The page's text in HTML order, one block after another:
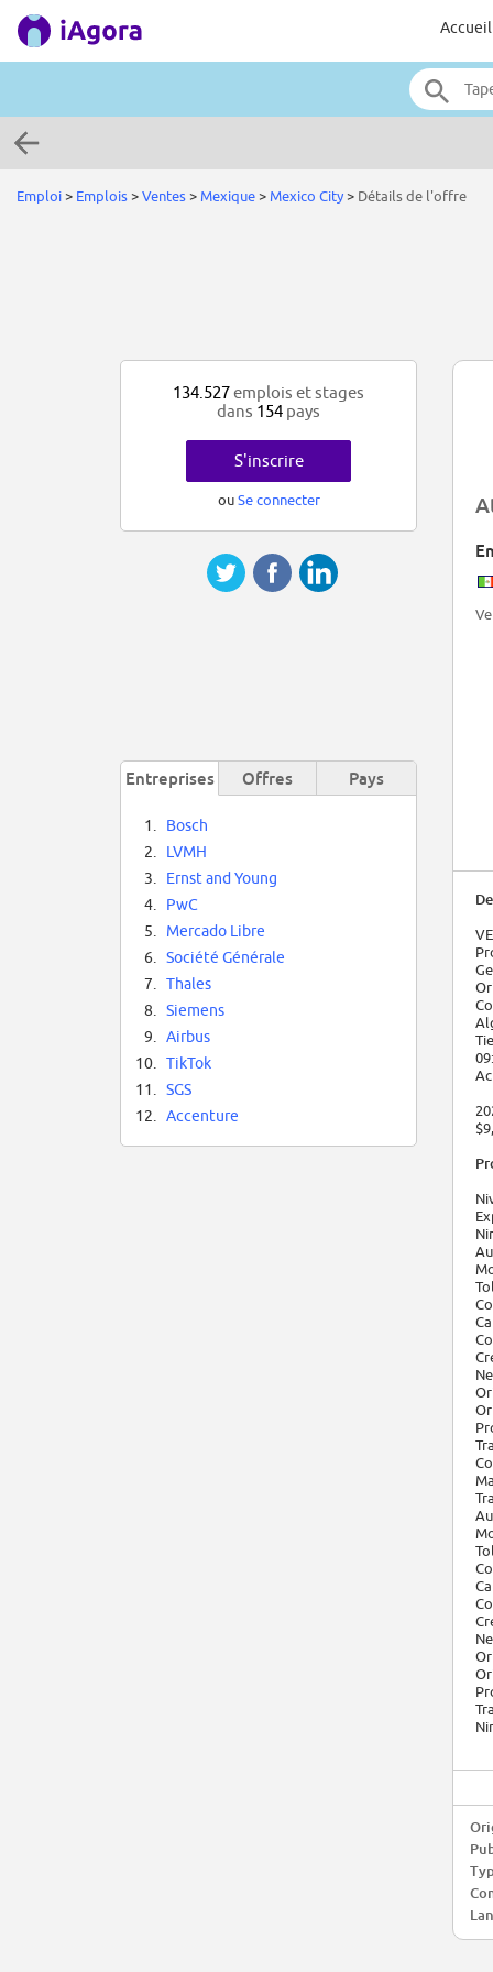
Accueil
Emploi> Emplois>Ventes> Mexique> Mexico City> Détails de l'offre
134.527emplois et stages
dans 154 pays
S'inscrire
ouSe connecter
Entreprises Offres Pays
1.
Bosch
2.
LVMH
3.
Ernst and Young
4.
PwC
5.
Mercado Libre
6.
Société Générale
7.
Thales
8.
Siemens
9.
Airbus
10.
TikTok
11.
SGS
12.
Accenture